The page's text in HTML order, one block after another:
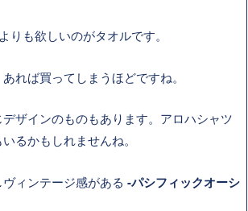
りも欲しいのがタオルです。
れば買ってしまうほどですね。
ザインのものもあります。アロハシャツ
るかもしれませんね。
ィンテージ感がある -パシフィックオーシ